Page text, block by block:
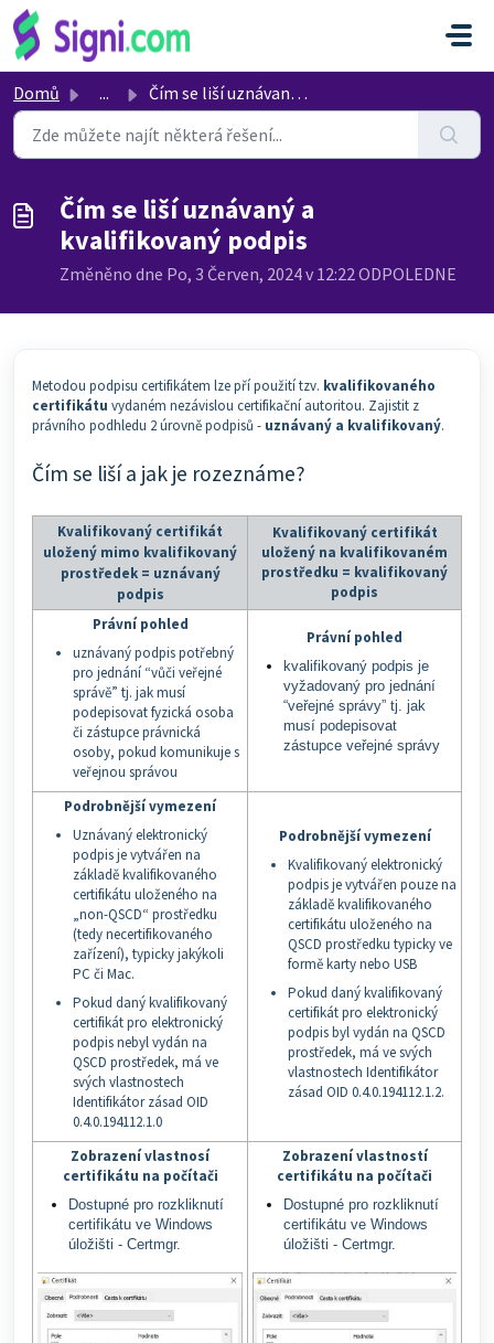
Přeskočit na hlavní obsah
Domů ... Čím se liší uznávaný a kvalifikovaný podpis
Čím se liší uznávaný a
kvalifikovaný podpis
Změněno dne Po, 3 Červen, 2024 v 12:22 ODPOLEDNE
Metodou podpisu certifikátem lze pří použití tzv. kvalifikovaného
certifikátu vydaném nezávislou certifikační autoritou. Zajistit z
právního podhledu 2 úrovně podpisů - uznávaný a kvalifikovaný.
Čím se liší a jak je rozeznáme?
Kvalifikovaný certifikát
uložený mimo kvalifikovaný
prostředek = uznávaný
podpis
Kvalifikovaný certifikát
uložený na kvalifikovaném
prostředku = kvalifikovaný
podpis
Právní pohled
uznávaný podpis potřebný
pro jednání “vůči veřejné
správě” tj. jak musí
podepisovat fyzická osoba
či zástupce právnická
osoby, pokud komunikuje s
veřejnou správou
Právní pohled
kvalifikovaný podpis je
vyžadovaný pro jednání
“veřejné správy” tj. jak
musí podepisovat
zástupce veřejné správy
Podrobnější vymezení
Uznávaný elektronický
podpis je vytvářen na
základě kvalifikovaného
certifikátu uloženého na
„non-QSCD“ prostředku
(tedy necertifikovaného
zařízení), typicky jakýkoli
PC či Mac.
Pokud daný kvalifikovaný
certifikát pro elektronický
podpis nebyl vydán na
QSCD prostředek, má ve
svých vlastnostech
Identifikátor zásad OID
0.4.0.194112.1.0
Podrobnější vymezení
Kvalifikovaný elektronický
podpis je vytvářen pouze na
základě kvalifikovaného
certifikátu uloženého na
QSCD prostředku typicky ve
formě karty nebo USB
Pokud daný kvalifikovaný
certifikát pro elektronický
podpis byl vydán na QSCD
prostředek, má ve svých
vlastnostech Identifikátor
zásad OID 0.4.0.194112.1.2.
Zobrazení vlastnosí
certifikátu na počítači
Dostupné pro rozkliknutí
certifikátu ve Windows
úložišti - Certmgr.
Zobrazení vlastností
certifikátu na počítači
Dostupné pro rozkliknutí
certifikátu ve Windows
úložišti - Certmgr.